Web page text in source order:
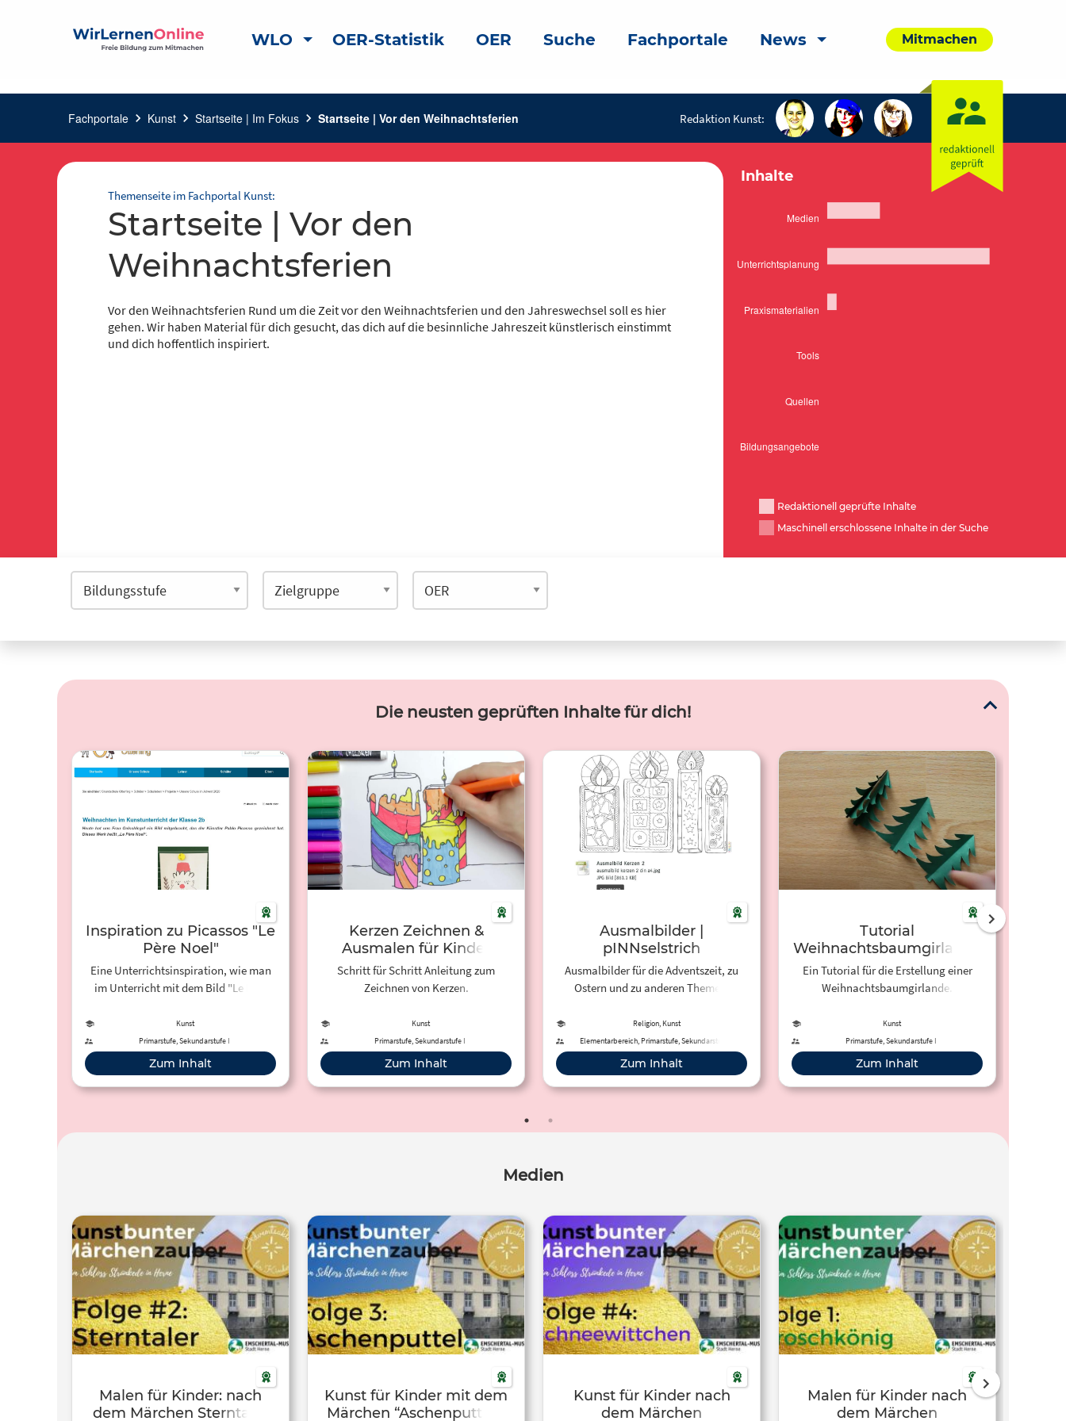
WLO OER-Statistik OER Suche Fachportale News Mitmachen
Fachportale chevron_right Kunst chevron_right Startseite | Im Fokus chevron_right Startseite | Vor den Weihnachtsferien Redaktion Kunst:
Themenseite im Fachportal Kunst:
Startseite | Vor den
Weihnachtsferien
Vor den Weihnachtsferien Rund um die Zeit vor den Weihnachtsferien und den Jahreswechsel soll es hier
gehen. Wir haben Material für dich gesucht, das dich auf die besinnliche Jahreszeit künstlerisch einstimmt
und dich hoffentlich inspiriert.
Inhalte
Redaktionell geprüfte Inhalte
Maschinell erschlossene Inhalte in der Suche
Die neusten geprüften Inhalte für dich!
Inspiration zu Picassos "Le
Père Noel"
Eine Unterrichtsinspiration, wie man
im Unterricht mit dem Bild "Le Père
Kunst
Primarstufe, Sekundarstufe I
Zum Inhalt
Kerzen Zeichnen &
Ausmalen für Kinder
Schritt für Schritt Anleitung zum
Zeichnen von Kerzen.
Kunst
Primarstufe, Sekundarstufe I
Zum Inhalt
Ausmalbilder |
pINNselstrich
Ausmalbilder für die Adventszeit, zu
Ostern und zu anderen Themen.
Religion, Kunst
Elementarbereich, Primarstufe, Sekundarstufe I
Zum Inhalt
Tutorial
Weihnachtsbaumgirlande
Ein Tutorial für die Erstellung einer
Weihnachtsbaumgirlande.
Kunst
Primarstufe, Sekundarstufe I
Zum Inhalt
Medien
Malen für Kinder: nach
dem Märchen Sterntaler
Kunst für Kinder mit dem
Märchen “Aschenputtel”-
Kunst für Kinder nach
dem Märchen
Malen für Kinder nach
dem Märchen